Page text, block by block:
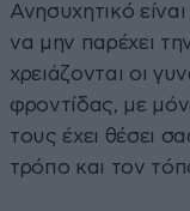
Ανησυχητικό
να μην παρέχει
χρειάζονται οι
φροντίδας, με
τους έχει θέσει
τρόπο και τον